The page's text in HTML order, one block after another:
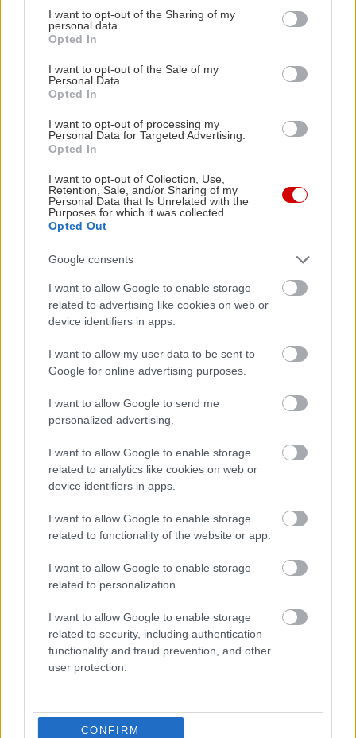
not limited to your visit or usage behaviour. You may click to
grant or deny consent to Google and its third-party tags to
use your data for below specified purposes in below Google
consent section.
I want to opt-out of the Sharing of my
personal data.
Opted In
I want to opt-out of the Sale of my
Personal Data.
Opted In
I want to opt-out of processing my
Personal Data for Targeted Advertising.
Opted In
I want to opt-out of Collection, Use,
Retention, Sale, and/or Sharing of my
Personal Data that Is Unrelated with the
Purposes for which it was collected.
Opted Out
Google consents
I want to allow Google to enable storage
related to advertising like cookies on web or
device identifiers in apps.
I want to allow my user data to be sent to
Google for online advertising purposes.
I want to allow Google to send me
personalized advertising.
I want to allow Google to enable storage
related to analytics like cookies on web or
device identifiers in apps.
I want to allow Google to enable storage
related to functionality of the website or app.
I want to allow Google to enable storage
related to personalization.
I want to allow Google to enable storage
related to security, including authentication
functionality and fraud prevention, and other
user protection.
CONFIRM